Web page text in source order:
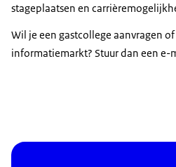
stageplaatsen en
Wil je een gastcollege aanvragen
informatiemarkt? Stuur dan een e-